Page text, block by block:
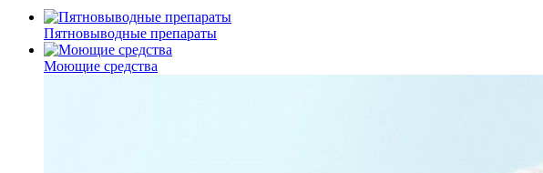
Пятновыводные препараты
Моющие средства